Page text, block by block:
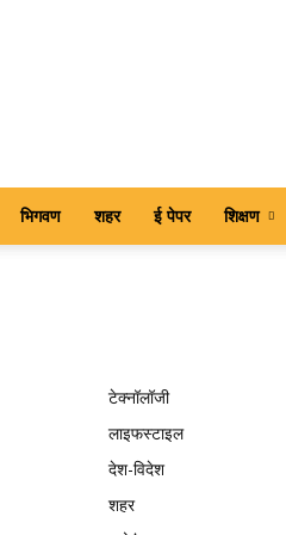
भिगवण शहर ई पेपर शिक्षण
टेक्नॉलॉजी
लाइफस्टाइल
देश-विदेश
शहर